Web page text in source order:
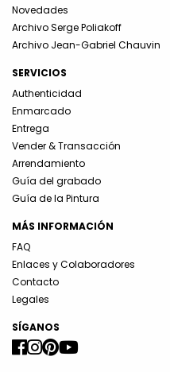
Novedades
Archivo Serge Poliakoff
Archivo Jean-Gabriel Chauvin
SERVICIOS
Authenticidad
Enmarcado
Entrega
Vender & Transacción
Arrendamiento
Guía del grabado
Guía de la Pintura
MÁS INFORMACIÓN
FAQ
Enlaces y Colaboradores
Contacto
Legales
SÍGANOS